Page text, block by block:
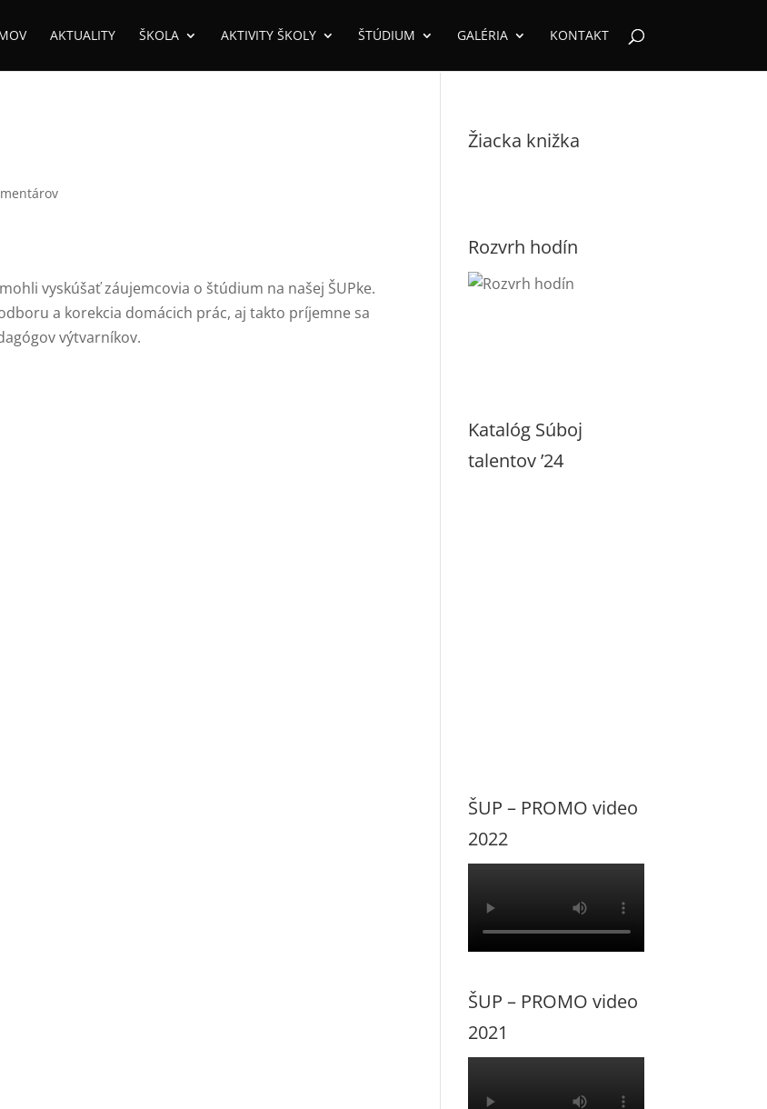
AKTUALITY ŠKOLA AKTIVITY ŠKOLY ŠTÚDIUM GALÉRIA KONTAKT
vyskúšať záujemcovia o štúdium na našej ŠUPke.
a korekcia domácich prác, aj takto príjemne sa
výtvarníkov.
Žiacka knižka
Rozvrh hodín
Katalóg Súboj
talentov ’24
ŠUP – PROMO video
2022
ŠUP – PROMO video
2021